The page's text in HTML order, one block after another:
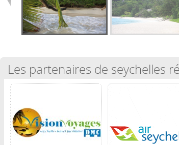
Les partenaires de seychelles